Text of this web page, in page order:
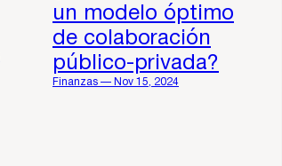
un modelo óptimo
de colaboración
público-privada?
Finanzas — Nov 15, 2024